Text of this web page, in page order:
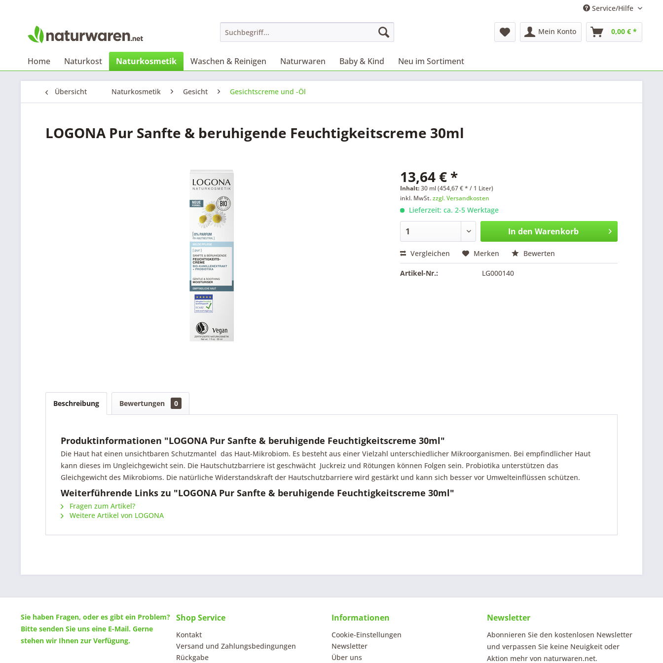
Service/Hilfe
Mein Konto 0,00 € *
Home Naturkost Naturkosmetik Waschen & Reinigen Naturwaren Baby & Kind Neu im Sortiment
Übersicht Naturkosmetik Gesicht Gesichtscreme und -Öl
LOGONA Pur Sanfte & beruhigende Feuchtigkeitscreme 30ml
13,64 € *
Inhalt:30 ml (454,67 € * / 1 Liter)
inkl. MwSt.zzgl. Versandkosten
Lieferzeit: ca. 2-5 Werktage
In den Warenkorb
Vergleichen Merken Bewerten
Artikel-Nr.: LG000140
Beschreibung Bewertungen 0
Produktinformationen "LOGONA Pur Sanfte & beruhigende Feuchtigkeitscreme 30ml"
Die Haut hat einen unsichtbaren Schutzmantel  das Haut-Mikrobiom. Es besteht aus einer Vielzahl unterschiedlicher Mikroorganismen. Bei empfindlicher Haut
kann dieses im Ungleichgewicht sein. Die Hautschutzbarriere ist geschwächt  Juckreiz und Rötungen können Folgen sein. Probiotika unterstützen das
Gleichgewicht des Mikrobioms. Die natürliche Widerstandskraft der Hautschutzbarriere wird gestärkt und kann sich besser vor Umwelteinflüssen schützen.
Weiterführende Links zu "LOGONA Pur Sanfte & beruhigende Feuchtigkeitscreme 30ml"
Fragen zum Artikel?
Weitere Artikel von LOGONA
Sie haben Fragen, oder es gibt ein Problem?
Bitte senden Sie uns eine E-Mail. Gerne
stehen wir Ihnen zur Verfügung.
Shop Service
Kontakt
Versand und Zahlungsbedingungen
Rückgabe
Informationen
Cookie-Einstellungen
Newsletter
Über uns
Newsletter
Abonnieren Sie den kostenlosen Newsletter
und verpassen Sie keine Neuigkeit oder
Aktion mehr von naturwaren.net.